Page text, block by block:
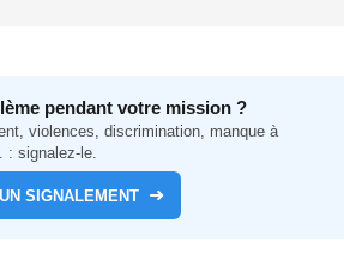
pendant votre mission ?
violences, discrimination, manque à
: signalez-le.
SIGNALEMENT